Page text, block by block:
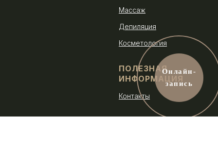
Массаж
Депиляция
Косметология
ПОЛЕЗНАЯ
ИНФОРМАЦИЯ
Контакты
Онлайн-
запись